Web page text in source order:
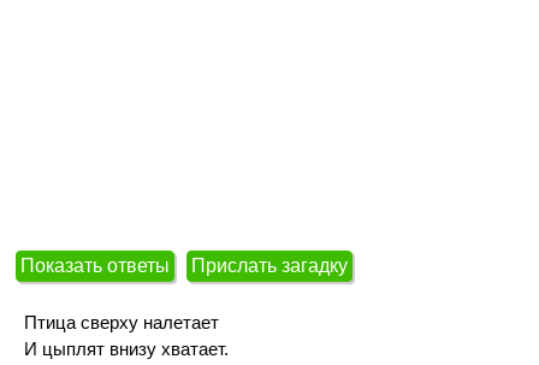
Показать ответы Прислать загадку
Птица сверху налетает
И цыплят внизу хватает.